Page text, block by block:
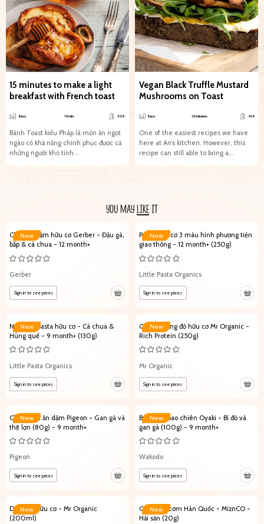
15 minutes to make a light
breakfast with French toast
Easy 15 min 309
Bánh Toast kiểu Pháp là món ăn ngọt
ngào có khả năng chinh phục được cả
những người khó tính...
Vegan Black Truffle Mustard
Mushrooms on Toast
Easy 15 minutes 514
One of the easiest recipes we have
here at An’s kitchen. However, this
recipe can still able to bring a...
YOU MAYLIKEIT
New
Cháo ăn dặm hữu cơ Gerber - Đậu gà,
bắp & cà chua - 12 month+
Gerber
Sign in to see prices
New
Pasta hữu cơ 3 màu hình phương tiện
giao thông - 12 month+ (250g)
Little Pasta Organics
Sign in to see prices
New
Nước sốt pasta hữu cơ - Cà chua &
Húng quế - 9 month+ (130g)
Little Pasta Organics
Sign in to see prices
New
Gạo đậu lăng đỏ hữu cơ Mr Organic -
Rich Protein (250g)
Mr Organic
Sign in to see prices
New
Cháo Nhật ăn dặm Pigeon - Gan gà và
thịt lợn (80g) - 9 month+
Pigeon
Sign in to see prices
New
Bột bánh bao chiên Oyaki - Bí đỏ và
gan gà (100g) - 9 month+
Wakodo
Sign in to see prices
New
Dầu dừa hữu cơ - Mr Organic
(200ml)
New
Gia vị rắc cơm Hàn Quốc - MiznCO -
Hải sản (20g)